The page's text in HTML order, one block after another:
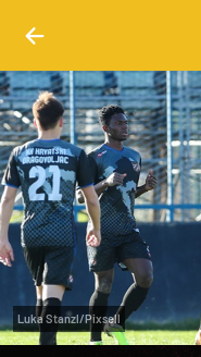
Luka Stanzl/Pixsell